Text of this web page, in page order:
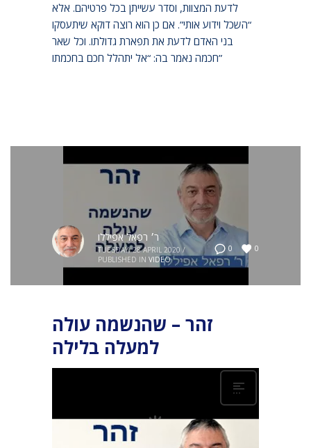
לדעת המצוות, וסדר עשייתן בכל פרטיהם. אלא
“השכל וידוע אותי”. אם כן הוא רוצה דוקא שיתעסקו
בני האדם לדעת את תפארת גדולתו. וכל שאר
חכמה נאמר בה: “אל יתהלל חכם בחכמתו”
0 0
ר׳ רפאל אפיללו
TUESDAY, 28 APRIL 2020 /
PUBLISHED IN VIDEO
זהר – שהנשמה עולה
למעלה בלילה